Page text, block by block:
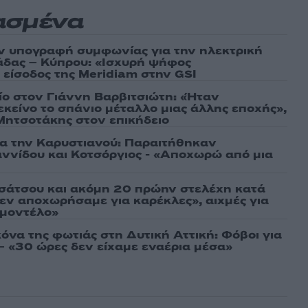
υπογραφή συμφωνίας για την ηλεκτρική
– Κύπρου: «Ισχυρή ψήφος
της Meridiam στην GSI
στον Γιάννη Βαρβιτσιώτη: «Ήταν
το σπάνιο μέταλλο μιας άλλης εποχής»,
στον επικήδειο
την Καρυστιανού: Παραιτήθηκαν
και Κοτσόργιος - «Αποχωρώ από μια
και ακόμη 20 πρώην στελέχη κατά
αποχωρήσαμε για καρέκλες», αιχμές για
της φωτιάς στη Δυτική Αττική: Φόβοι για
«30 ώρες δεν είχαμε εναέρια μέσα»